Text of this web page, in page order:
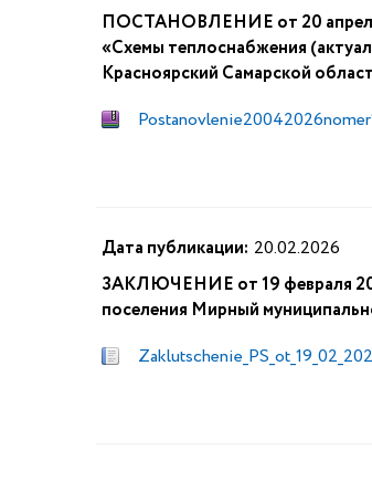
ПОСТАНОВЛЕНИЕ от 20 апреля
«Схемы теплоснабжения
Красноярский Самарской
Дата публикации: 20.02.2026
ЗАКЛЮЧЕНИЕ от 19 февраля
поселения Мирный